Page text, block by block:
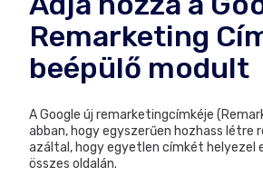
Remarketing
beépülő modult
A Google új remarketingcímkéje
abban, hogy egyszerűen hozhass
azáltal, hogy egyetlen címkét helyezel
összes oldalán.